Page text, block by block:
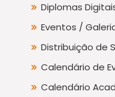
Diplomas
Eventos /
Distribuição de
Calendário de
Calendário